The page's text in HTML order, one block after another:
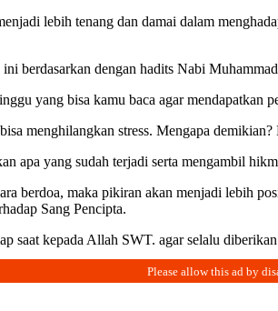
lebih tenang dan damai dalam
berdasarkan dengan hadits Nabi
yang bisa kamu baca agar mendapatkan
menghilangkan stress. Mengapa
apa yang sudah terjadi serta mengambil
berdoa, maka pikiran akan menjadi lebih
Sang Pencipta.
saat kepada Allah SWT. agar selalu